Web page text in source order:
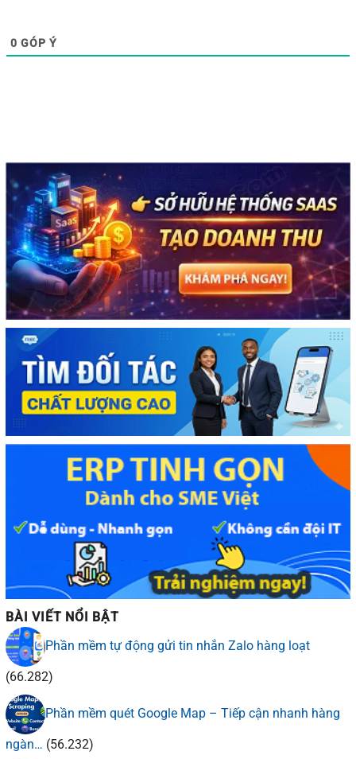
0 GÓP Ý
BÀI VIẾT NỔI BẬT
Phần mềm tự động gửi tin nhắn Zalo hàng loạt
(66.282)
Phần mềm quét Google Map – Tiếp cận nhanh hàng
ngàn… (56.232)